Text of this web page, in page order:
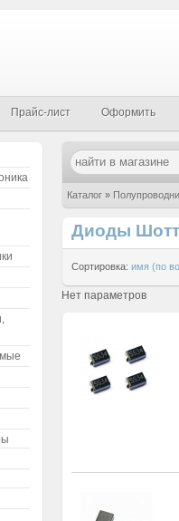
Прайс-лист Оформить
Каталог »
Диоды
Сортировка: имя (по
Нет параметров